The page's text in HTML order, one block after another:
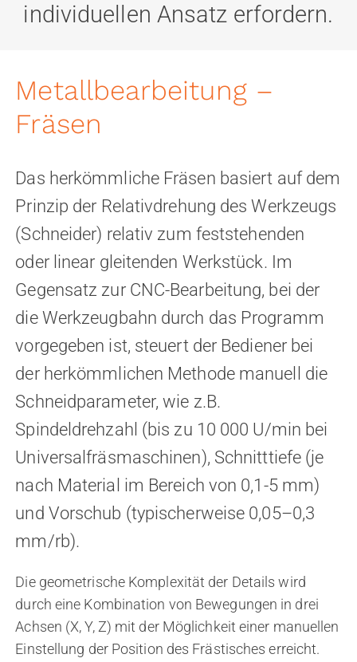
individuellen Ansatz erfordern.
Metallbearbeitung –
Fräsen
Das herkömmliche Fräsen basiert auf dem
Prinzip der Relativdrehung des Werkzeugs
(Schneider) relativ zum feststehenden
oder linear gleitenden Werkstück. Im
Gegensatz zur CNC-Bearbeitung, bei der
die Werkzeugbahn durch das Programm
vorgegeben ist, steuert der Bediener bei
der herkömmlichen Methode manuell die
Schneidparameter, wie z.B.
Spindeldrehzahl (bis zu 10 000 U/min bei
Universalfräsmaschinen), Schnitttiefe (je
nach Material im Bereich von 0,1-5 mm)
und Vorschub (typischerweise 0,05–0,3
mm/rb).
Die geometrische Komplexität der Details wird
durch eine Kombination von Bewegungen in drei
Achsen (X, Y, Z) mit der Möglichkeit einer manuellen
Einstellung der Position des Frästisches erreicht.